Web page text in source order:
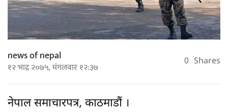
news of nepal
१२ भाद्र २०७५, मंगलवार १२:३७ 0 Shares
नेपाल समाचारपत्र, काठमाडौं ।